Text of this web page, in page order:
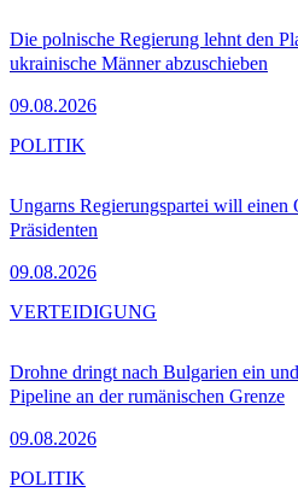
Die polnische Regierung lehnt den
ukrainische Männer abzuschieben
09.08.2026
Ungarns Regierungspartei will einen
Präsidenten
09.08.2026
POLITIK
Drohne dringt nach Bulgarien ein
Pipeline an der rumänischen Grenze
09.08.2026
VERTEIDIGUNG
POLITIK